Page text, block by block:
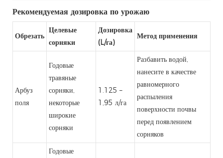
Рекомендуемая дозировка по урожаю
Обрезать
Целевые
сорняки
Дозировка
(L/га)
Метод применения
Арбуз
поля
Годовые
травяные
сорняки,
некоторые
широкие
сорняки
1.125 –
1,95 л/га
Разбавить водой,
нанесите в качестве
равномерного
распыления
поверхности почвы
перед появлением
сорняков
Годовые